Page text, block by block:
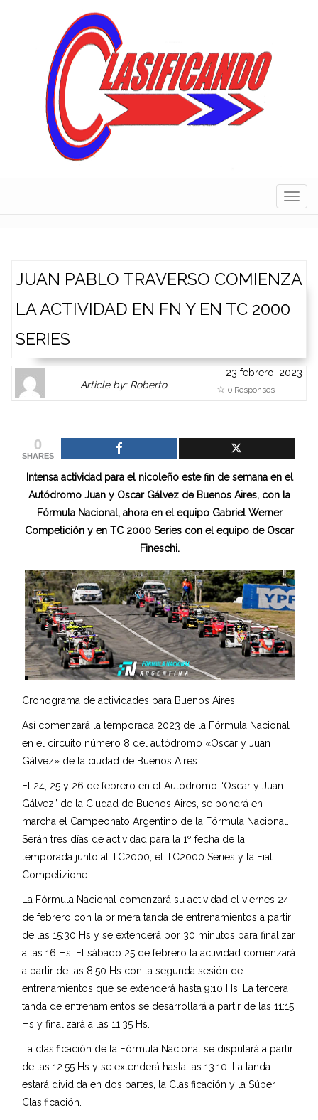
JUAN PABLO TRAVERSO COMIENZA
LA ACTIVIDAD EN FN Y EN TC 2000
SERIES
Author
Gravatar
Author
page.
Article by: Roberto
or
other
works.
admin
23 febrero, 2023
0 Responses
0
SHARES
Intensa actividad para el nicoleño este fin de semana en el
Autódromo Juan y Oscar Gálvez de Buenos Aires, con la
Fórmula Nacional, ahora en el equipo Gabriel Werner
Competición y en TC 2000 Series con el equipo de Oscar
Fineschi.
Cronograma de actividades para Buenos Aires
Así comenzará la temporada 2023 de la Fórmula Nacional
en el circuito número 8 del autódromo «Oscar y Juan
Gálvez» de la ciudad de Buenos Aires.
El 24, 25 y 26 de febrero en el Autódromo “Oscar y Juan
Gálvez” de la Ciudad de Buenos Aires, se pondrá en
marcha el Campeonato Argentino de la Fórmula Nacional.
Serán tres días de actividad para la 1º fecha de la
temporada junto al TC2000, el TC2000 Series y la Fiat
Competizione.
La Fórmula Nacional comenzará su actividad el viernes 24
de febrero con la primera tanda de entrenamientos a partir
de las 15:30 Hs y se extenderá por 30 minutos para finalizar
a las 16 Hs. El sábado 25 de febrero la actividad comenzará
a partir de las 8:50 Hs con la segunda sesión de
entrenamientos que se extenderá hasta 9:10 Hs. La tercera
tanda de entrenamientos se desarrollará a partir de las 11:15
Hs y finalizará a las 11:35 Hs.
La clasificación de la Fórmula Nacional se disputará a partir
de las 12:55 Hs y se extenderá hasta las 13:10. La tanda
estará dividida en dos partes, la Clasificación y la Súper
Clasificación.